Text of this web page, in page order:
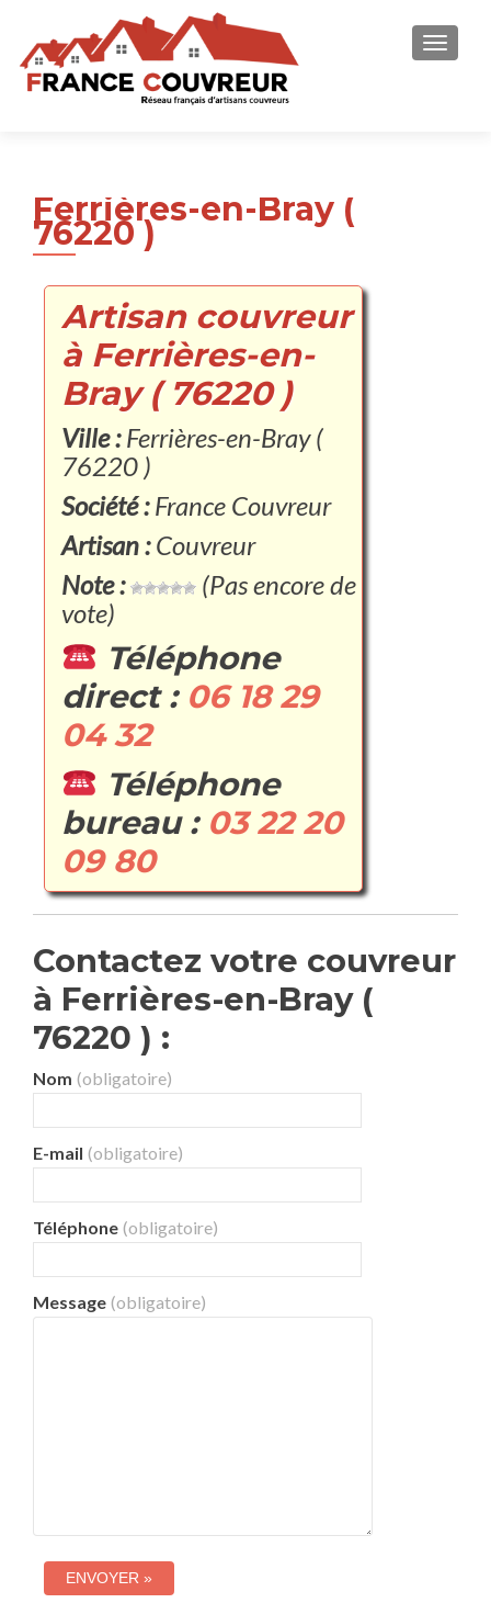
Ferrières-en-Bray (
76220 )
Artisan couvreur
à Ferrières-en-
Bray ( 76220 )
Ville :Ferrières-en-Bray (
76220 )
Société :France Couvreur
Artisan :Couvreur
Note :
(Pas encore de
vote)
Téléphone
direct : 06 18 29
04 32
Téléphone
bureau : 03 22 20
09 80
Contactez votre couvreur
à Ferrières-en-Bray (
76220 ) :
Nom (obligatoire)
E-mail (obligatoire)
Téléphone (obligatoire)
Message (obligatoire)